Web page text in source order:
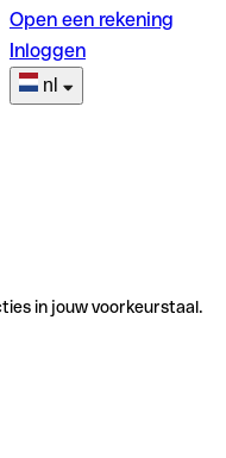
Open een rekening
Inloggen
nl
in jouw voorkeurstaal.